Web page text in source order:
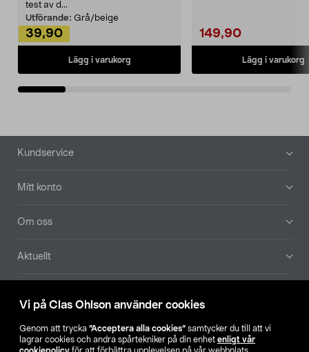
Vi på Clas Ohlson använder cookies
Genom att trycka ”Acceptera alla cookies” samtycker du till att vi
lagrar cookies och andra spårtekniker på din enhet enligt vår
test av d...
Utförande: Grå/beige
39,90
Lägg i varukorg
149,90
Lägg i varukorg
Sidfot
Kundservice
Mitt konto
Om oss
Aktuellt
Hitta butik